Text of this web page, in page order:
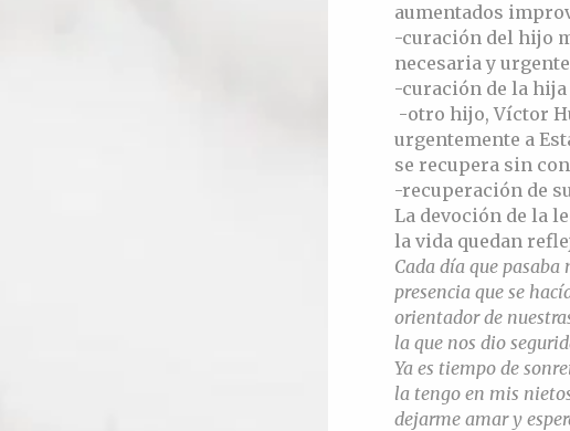
aumentados
-curación del hijo
necesaria y
-curación de la
-otro hijo, Víctor
urgentemente a
se recupera sin
-recuperación de
La devoción de la
la vida quedan
Cada día que
presencia que se
orientador de
la que nos dio
Ya es tiempo de
la tengo en mis
dejarme amar y